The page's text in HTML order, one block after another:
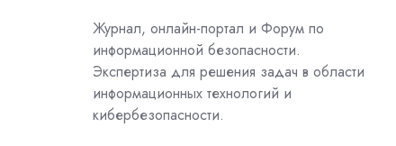
Журнал, онлайн-портал и Форум по
информационной безопасности.
Экспертиза для решения задач в области
информационных технологий и
кибербезопасности.